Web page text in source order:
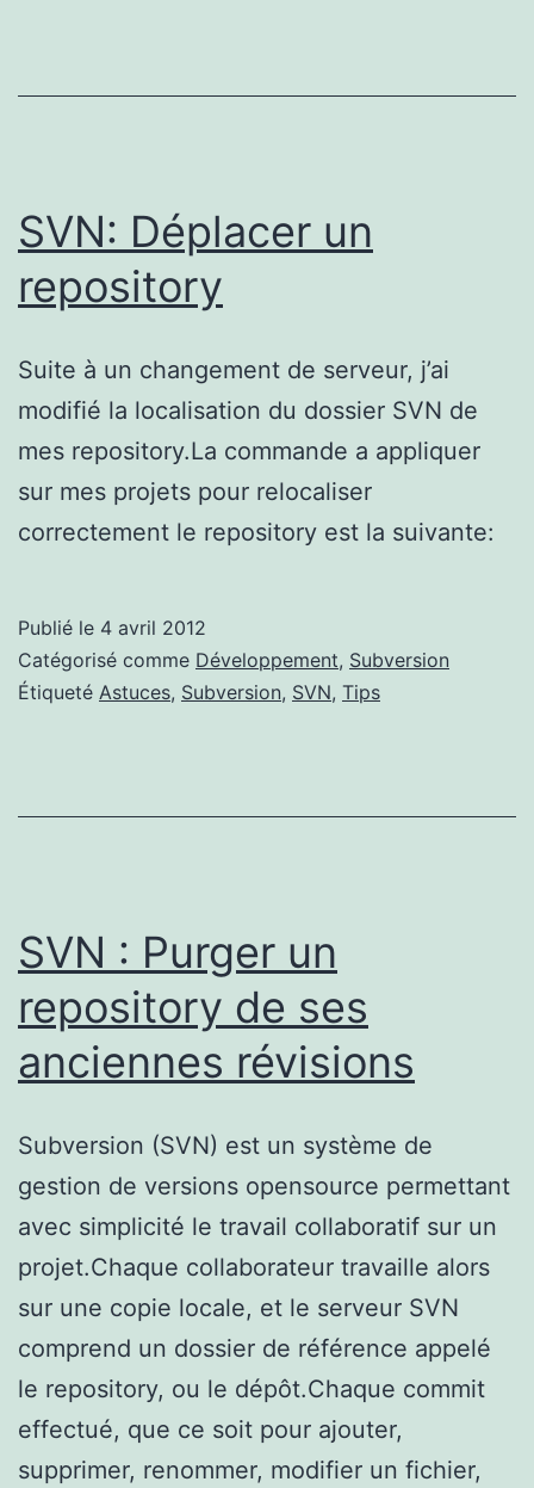
SVN: Déplacer un
repository
Suite à un changement de serveur, j’ai
modifié la localisation du dossier SVN de
mes repository.La commande a appliquer
sur mes projets pour relocaliser
correctement le repository est la suivante:
Publié le 4 avril 2012
Catégorisé comme Développement, Subversion
Étiqueté Astuces, Subversion, SVN, Tips
SVN : Purger un
repository de ses
anciennes révisions
Subversion (SVN) est un système de
gestion de versions opensource permettant
avec simplicité le travail collaboratif sur un
projet.Chaque collaborateur travaille alors
sur une copie locale, et le serveur SVN
comprend un dossier de référence appelé
le repository, ou le dépôt.Chaque commit
effectué, que ce soit pour ajouter,
supprimer, renommer, modifier un fichier,